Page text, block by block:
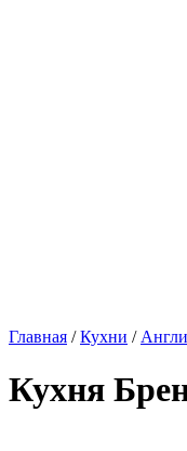
Главная /Кухни /
Кухня